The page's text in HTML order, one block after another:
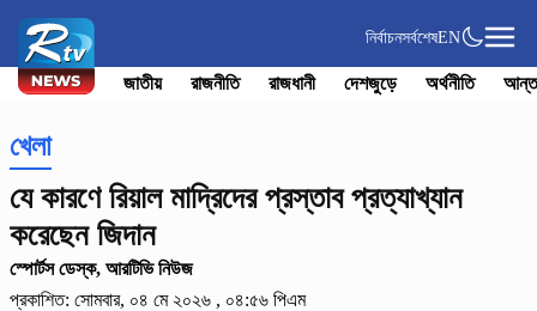
নির্বাচনসর্বশেষEN
জাতীয় রাজনীতি রাজধানী দেশজুড়ে অর্থনীতি
খেলা
যে কারণে রিয়াল মাদ্রিদের প্রস্তাব প্রত্যাখ্যান
করেছেন জিদান
স্পোর্টস ডেস্ক, আরটিভি নিউজ
প্রকাশিত: সোমবার, ০৪ মে ২০২৬ , ০৪:৫৬ পিএম